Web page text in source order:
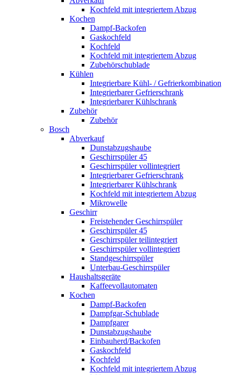
Kochfeld mit integriertem Abzug
Kochen
Dampf-Backofen
Gaskochfeld
Kochfeld
Kochfeld mit integriertem Abzug
Zubehörschublade
Kühlen
Integrierbare Kühl- / Gefrierkombination
Integrierbarer Gefrierschrank
Integrierbarer Kühlschrank
Zubehör
Zubehör
Bosch
Abverkauf
Dunstabzugshaube
Geschirrspüler 45
Geschirrspüler vollintegriert
Integrierbarer Gefrierschrank
Integrierbarer Kühlschrank
Kochfeld mit integriertem Abzug
Mikrowelle
Geschirr
Freistehender Geschirrspüler
Geschirrspüler 45
Geschirrspüler teilintegriert
Geschirrspüler vollintegriert
Standgeschirrspüler
Unterbau-Geschirrspüler
Haushaltsgeräte
Kaffeevollautomaten
Kochen
Dampf-Backofen
Dampfgar-Schublade
Dampfgarer
Dunstabzugshaube
Einbauherd/Backofen
Gaskochfeld
Kochfeld
Kochfeld mit integriertem Abzug